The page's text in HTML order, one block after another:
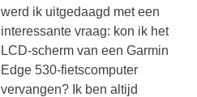
werd ik uitgedaagd met een
interessante vraag: kon ik het
LCD-scherm van een Garmin
Edge 530-fietscomputer
vervangen? Ik ben altijd